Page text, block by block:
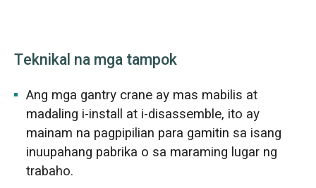
Teknikal na mga tampok
Ang mga gantry crane ay mas mabilis at
madaling i-install at i-disassemble, ito ay
mainam na pagpipilian para gamitin sa isang
inuupahang pabrika o sa maraming lugar ng
trabaho.